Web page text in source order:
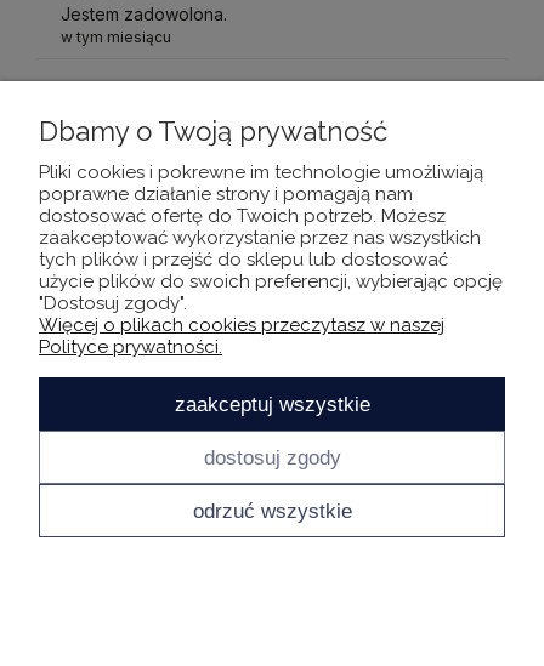
Jestem zadowolona.
w tym miesiącu
5
w tym miesiącu
Zespół TrustMate.io opinia niezweryfikowana
5
Witamy na pokładzie! Jesteśmy szczęśliwi, że
możemy pomóc Ci ulepszyć proces zbierania opinii,
tak aby pokazać wszystkim dookoła jak świetny jest
Twój biznes. Dzięki temu narzędziu zdobędziesz
takie opinie, o których zawsze marzyłeś! Trzymamy
kciuki za owocną współpracę, ekipa TrustMate.io
5
Dbamy o Twoją prywatność
Pliki cookies i pokrewne im technologie umożliwiają
poprawne działanie strony i pomagają nam
dostosować ofertę do Twoich potrzeb. Możesz
zaakceptować wykorzystanie przez nas wszystkich
tych plików i przejść do sklepu lub dostosować
użycie plików do swoich preferencji, wybierając opcję
"Dostosuj zgody".
Więcej o plikach cookies przeczytasz w naszej
Polityce prywatności.
odrzuć wszystkie
dostosuj zgody
zaakceptuj wszystkie